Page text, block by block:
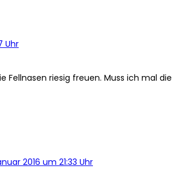
Uhr
Fellnasen riesig freuen. Muss ich mal
2016 um 21:33 Uhr